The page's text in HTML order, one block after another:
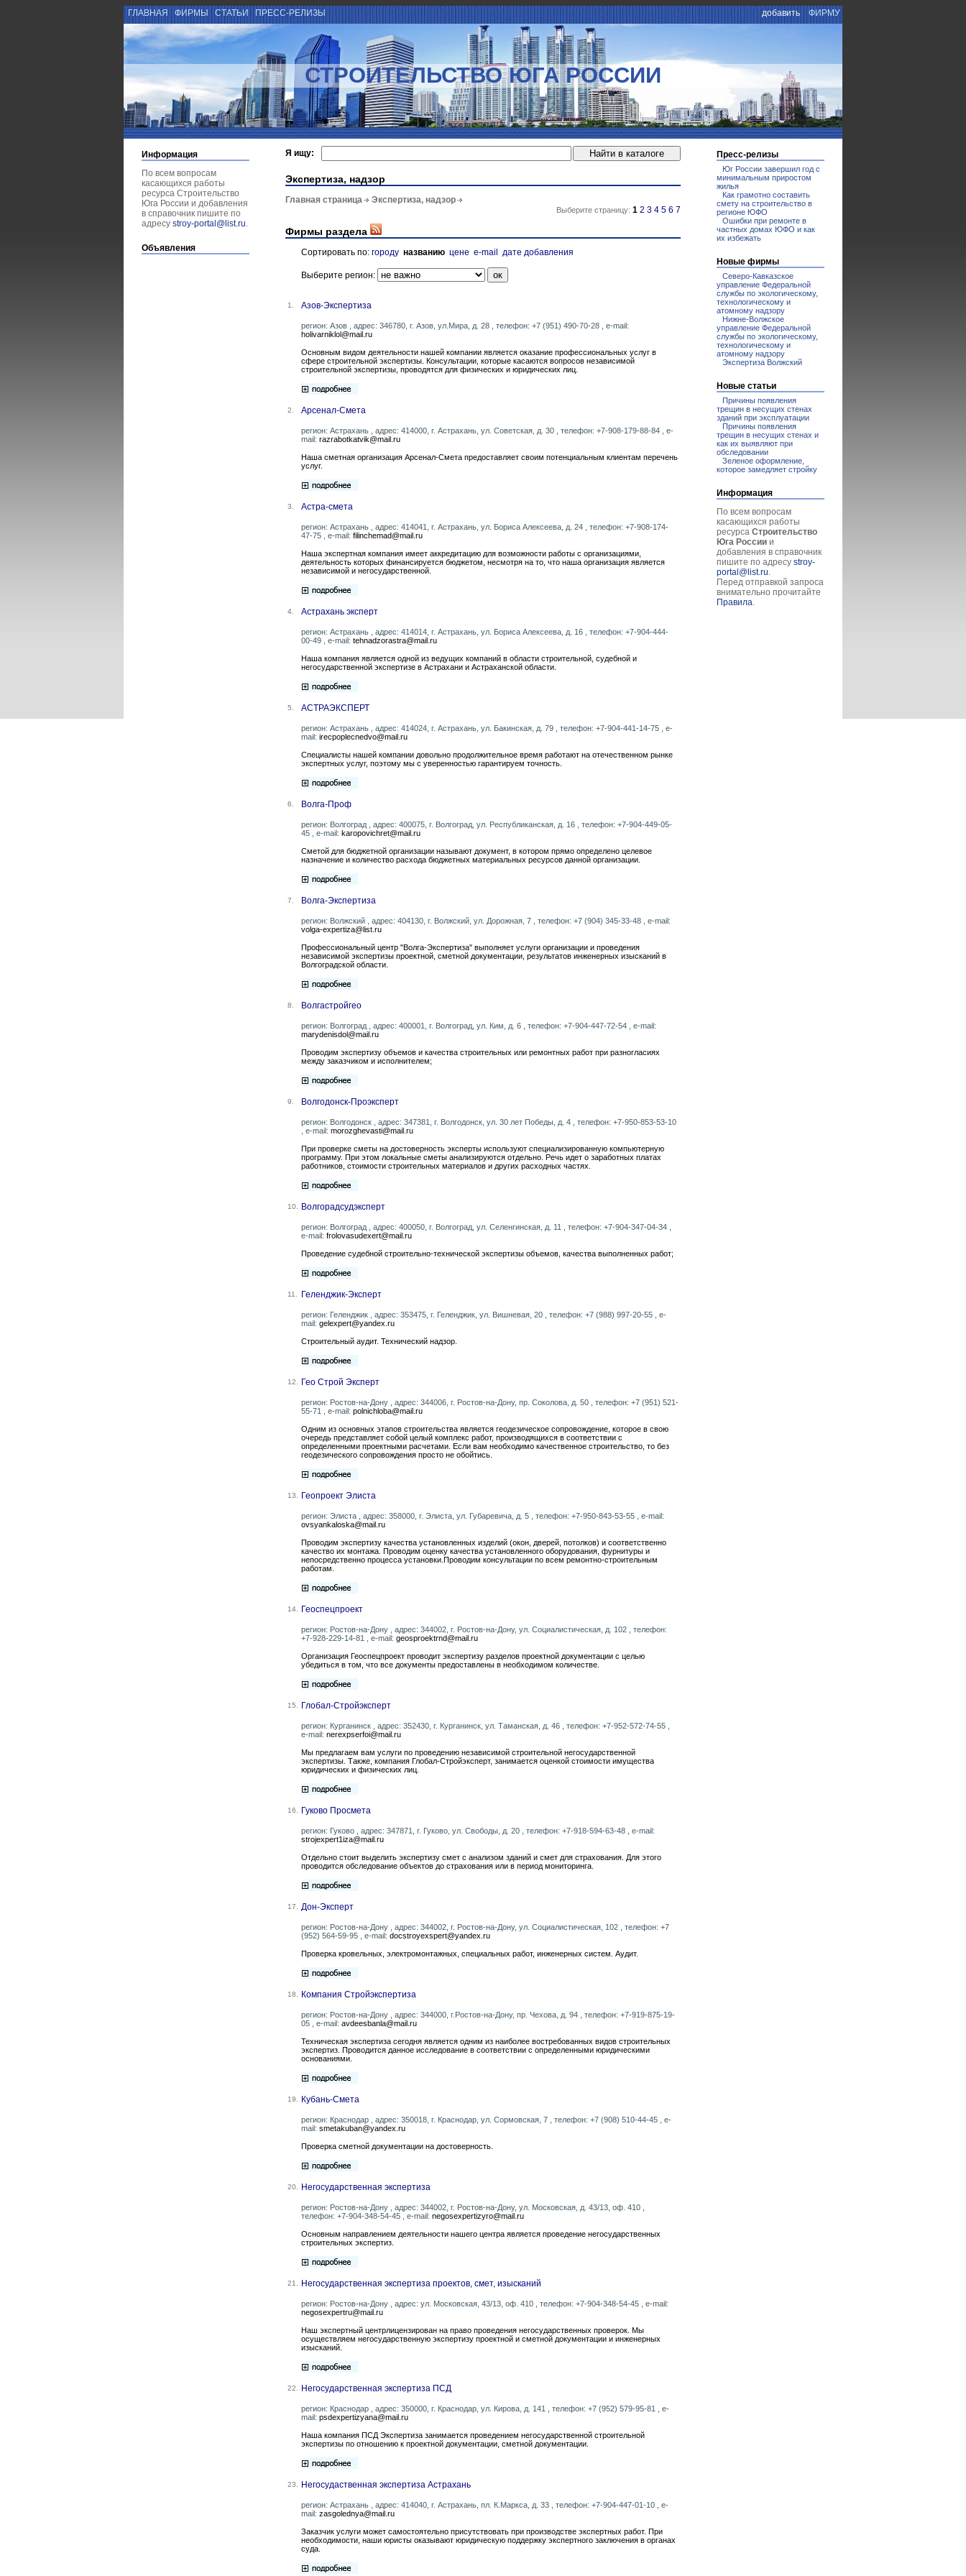
ГЛАВНАЯ ФИРМЫ СТАТЬИ ПРЕСС-РЕЛИЗЫ добавить ФИРМУ
СТРОИТЕЛЬСТВО ЮГА РОССИИ
Информация
По всем вопросам
касающихся работы
ресурса Строительство
Юга России и добавления
в справочник пишите по
адресу stroy-portal@list.ru.
Объявления
Я ищу:
Экспертиза, надзор
Главная страница Экспертиза, надзор
Выберите страницу: 1 2 3 4 5 6 7
Фирмы раздела
Сортировать по: городу названию цене e-mail дате добавления
Выберите регион:
1. Азов-Экспертиза
регион: Азов , адрес: 346780, г. Азов, ул.Мира, д. 28 , телефон: +7 (951) 490-70-28 , e-mail:
holivarniklol@mail.ru
Основным видом деятельности нашей компании является оказание профессиональных услуг в
сфере строительной экспертизы. Консультации, которые касаются вопросов независимой
строительной экспертизы, проводятся для физических и юридических лиц.
2. Арсенал-Смета
регион: Астрахань , адрес: 414000, г. Астрахань, ул. Советская, д. 30 , телефон: +7-908-179-88-84 , e-
mail: razrabotkatvik@mail.ru
Наша сметная организация Арсенал-Смета предоставляет своим потенциальным клиентам перечень
услуг.
3. Астра-смета
регион: Астрахань , адрес: 414041, г. Астрахань, ул. Бориса Алексеева, д. 24 , телефон: +7-908-174-
47-75 , e-mail: filinchemad@mail.ru
Наша экспертная компания имеет аккредитацию для возможности работы с организациями,
деятельность которых финансируется бюджетом, несмотря на то, что наша организация является
независимой и негосударственной.
4. Астрахань эксперт
регион: Астрахань , адрес: 414014, г. Астрахань, ул. Бориса Алексеева, д. 16 , телефон: +7-904-444-
00-49 , e-mail: tehnadzorastra@mail.ru
Наша компания является одной из ведущих компаний в области строительной, судебной и
негосударственной экспертизе в Астрахани и Астраханской области.
5. АСТРАЭКСПЕРТ
регион: Астрахань , адрес: 414024, г. Астрахань, ул. Бакинская, д. 79 , телефон: +7-904-441-14-75 , e-
mail: irecpoplecnedvo@mail.ru
Специалисты нашей компании довольно продолжительное время работают на отечественном рынке
экспертных услуг, поэтому мы с уверенностью гарантируем точность.
6. Волга-Проф
регион: Волгоград , адрес: 400075, г. Волгоград, ул. Республиканская, д. 16 , телефон: +7-904-449-05-
45 , e-mail: karopovichret@mail.ru
Сметой для бюджетной организации называют документ, в котором прямо определено целевое
назначение и количество расхода бюджетных материальных ресурсов данной организации.
7. Волга-Экспертиза
регион: Волжский , адрес: 404130, г. Волжский, ул. Дорожная, 7 , телефон: +7 (904) 345-33-48 , e-mail:
volga-expertiza@list.ru
Профессиональный центр "Волга-Экспертиза" выполняет услуги организации и проведения
независимой экспертизы проектной, сметной документации, результатов инженерных изысканий в
Волгоградской области.
8. Волгастройгео
регион: Волгоград , адрес: 400001, г. Волгоград, ул. Ким, д. 6 , телефон: +7-904-447-72-54 , e-mail:
marydenisdol@mail.ru
Проводим экспертизу объемов и качества строительных или ремонтных работ при разногласиях
между заказчиком и исполнителем;
9. Волгодонск-Проэксперт
регион: Волгодонск , адрес: 347381, г. Волгодонск, ул. 30 лет Победы, д. 4 , телефон: +7-950-853-53-10
, e-mail: morozghevasti@mail.ru
При проверке сметы на достоверность эксперты используют специализированную компьютерную
программу. При этом локальные сметы анализируются отдельно. Речь идет о заработных платах
работников, стоимости строительных материалов и других расходных частях.
10. Волгорадсудэксперт
регион: Волгоград , адрес: 400050, г. Волгоград, ул. Селенгинская, д. 11 , телефон: +7-904-347-04-34 ,
e-mail: frolovasudexert@mail.ru
Проведение судебной строительно-технической экспертизы объемов, качества выполненных работ;
11. Геленджик-Эксперт
регион: Геленджик , адрес: 353475, г. Геленджик, ул. Вишневая, 20 , телефон: +7 (988) 997-20-55 , e-
mail: gelexpert@yandex.ru
Строительный аудит. Технический надзор.
12. Гео Строй Эксперт
регион: Ростов-на-Дону , адрес: 344006, г. Ростов-на-Дону, пр. Соколова, д. 50 , телефон: +7 (951) 521-
55-71 , e-mail: polnichloba@mail.ru
Одним из основных этапов строительства является геодезическое сопровождение, которое в свою
очередь представляет собой целый комплекс работ, производящихся в соответствии с
определенными проектными расчетами. Если вам необходимо качественное строительство, то без
геодезического сопровождения просто не обойтись.
13. Геопроект Элиста
регион: Элиста , адрес: 358000, г. Элиста, ул. Губаревича, д. 5 , телефон: +7-950-843-53-55 , e-mail:
ovsyankaloska@mail.ru
Проводим экспертизу качества установленных изделий (окон, дверей, потолков) и соответственно
качество их монтажа. Проводим оценку качества установленного оборудования, фурнитуры и
непосредственно процесса установки.Проводим консультации по всем ремонтно-строительным
работам.
14. Геоспецпроект
регион: Ростов-на-Дону , адрес: 344002, г. Ростов-на-Дону, ул. Социалистическая, д. 102 , телефон:
+7-928-229-14-81 , e-mail: geosproektrnd@mail.ru
Организация Геоспецпроект проводит экспертизу разделов проектной документации с целью
убедиться в том, что все документы предоставлены в необходимом количестве.
15. Глобал-Стройэксперт
регион: Курганинск , адрес: 352430, г. Курганинск, ул. Таманская, д. 46 , телефон: +7-952-572-74-55 ,
e-mail: nerexpserfoi@mail.ru
Мы предлагаем вам услуги по проведению независимой строительной негосударственной
экспертизы. Также, компания Глобал-Стройэксперт, занимается оценкой стоимости имущества
юридических и физических лиц.
16. Гуково Просмета
регион: Гуково , адрес: 347871, г. Гуково, ул. Свободы, д. 20 , телефон: +7-918-594-63-48 , e-mail:
strojexpert1iza@mail.ru
Отдельно стоит выделить экспертизу смет с анализом зданий и смет для страхования. Для этого
проводится обследование объектов до страхования или в период мониторинга.
17. Дон-Эксперт
регион: Ростов-на-Дону , адрес: 344002, г. Ростов-на-Дону, ул. Социалистическая, 102 , телефон: +7
(952) 564-59-95 , e-mail: docstroyexspert@yandex.ru
Проверка кровельных, электромонтажных, специальных работ, инженерных систем. Аудит.
18. Компания Стройэкспертиза
регион: Ростов-на-Дону , адрес: 344000, г.Ростов-на-Дону, пр. Чехова, д. 94 , телефон: +7-919-875-19-
05 , e-mail: avdeesbanla@mail.ru
Техническая экспертиза сегодня является одним из наиболее востребованных видов строительных
экспертиз. Проводится данное исследование в соответствии с определенными юридическими
основаниями.
19. Кубань-Смета
регион: Краснодар , адрес: 350018, г. Краснодар, ул. Сормовская, 7 , телефон: +7 (908) 510-44-45 , e-
mail: smetakuban@yandex.ru
Проверка сметной документации на достоверность.
20. Негосударственная экспертиза
регион: Ростов-на-Дону , адрес: 344002, г. Ростов-на-Дону, ул. Московская, д. 43/13, оф. 410 ,
телефон: +7-904-348-54-45 , e-mail: negosexpertizyro@mail.ru
Основным направлением деятельности нашего центра является проведение негосударственных
строительных экспертиз.
21. Негосударственная экспертиза проектов, смет, изысканий
регион: Ростов-на-Дону , адрес: ул. Московская, 43/13, оф. 410 , телефон: +7-904-348-54-45 , e-mail:
negosexpertru@mail.ru
Наш экспертный центрлицензирован на право проведения негосударственных проверок. Мы
осуществляем негосударственную экспертизу проектной и сметной документации и инженерных
изысканий.
22. Негосударственная экспертиза ПСД
регион: Краснодар , адрес: 350000, г. Краснодар, ул. Кирова, д. 141 , телефон: +7 (952) 579-95-81 , e-
mail: psdexpertizyana@mail.ru
Наша компания ПСД Экспертиза занимается проведением негосударственной строительной
экспертизы по отношению к проектной документации, сметной документации.
23. Негосудаственная экспертиза Астрахань
регион: Астрахань , адрес: 414040, г. Астрахань, пл. К.Маркса, д. 33 , телефон: +7-904-447-01-10 , e-
mail: zasgolednya@mail.ru
Заказчик услуги может самостоятельно присутствовать при производстве экспертных работ. При
необходимости, наши юристы оказывают юридическую поддержку экспертного заключения в органах
суда.
Пресс-релизы
Юг России завершил год с
минимальным приростом
жилья
Как грамотно составить
смету на строительство в
регионе ЮФО
Ошибки при ремонте в
частных домах ЮФО и как
их избежать
Новые фирмы
Северо-Кавказское
управление Федеральной
службы по экологическому,
технологическому и
атомному надзору
Нижне-Волжское
управление Федеральной
службы по экологическому,
технологическому и
атомному надзору
Экспертиза Волжский
Новые статьи
Причины появления
трещин в несущих стенах
зданий при эксплуатации
Причины появления
трещин в несущих стенах и
как их выявляют при
обследовании
Зеленое оформление,
которое замедляет стройку
Информация
По всем вопросам
касающихся работы
ресурса Строительство
Юга России и
добавления в справочник
пишите по адресу stroy-
portal@list.ru.
Перед отправкой запроса
внимательно прочитайте
Правила.